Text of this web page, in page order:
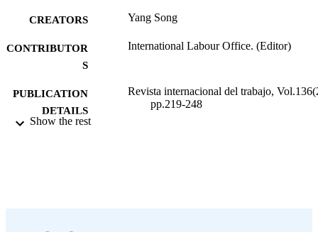
CREATORS Yang Song
CONTRIBUTOR
S
International Labour Office. (Editor)
PUBLICATION
DETAILS
Revista internacional del trabajo,
pp.219-248
Show the rest